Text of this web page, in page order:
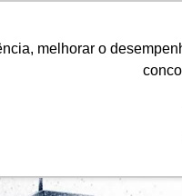
melhorar o